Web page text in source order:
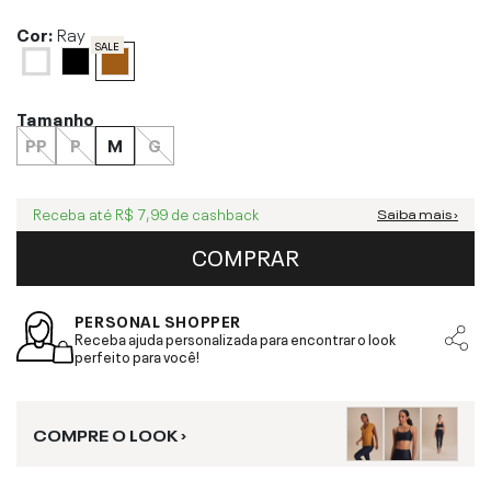
Cor:Ray SALE
Tamanho
PP
P M G
Receba até R$ 7,99 de cashback Saiba mais ›
COMPRAR
PERSONAL SHOPPER
Receba ajuda personalizada para encontrar o look
perfeito para você!
COMPRE O LOOK ›